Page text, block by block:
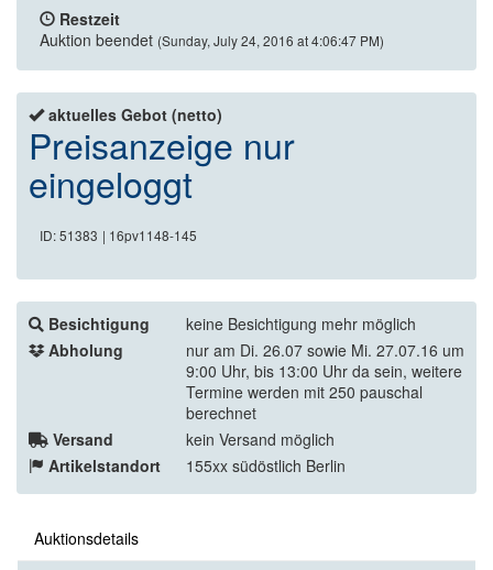
Restzeit
Auktion beendet (Sunday, July 24, 2016 at 4:06:47 PM)
aktuelles Gebot (netto)
Preisanzeige nur
eingeloggt
ID: 51383 | 16pv1148-145
Besichtigung
keine Besichtigung mehr möglich
Abholung
nur am Di. 26.07 sowie Mi. 27.07.16 um
9:00 Uhr, bis 13:00 Uhr da sein, weitere
Termine werden mit 250 pauschal
berechnet
Versand
kein Versand möglich
Artikelstandort
155xx südöstlich Berlin
Auktionsdetails